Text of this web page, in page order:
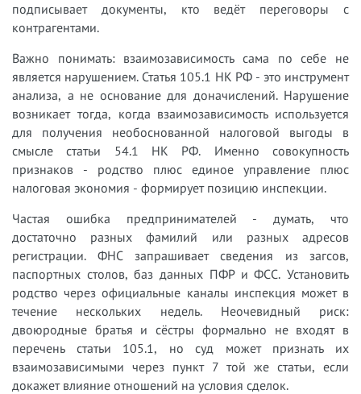
подписывает документы, кто ведёт переговоры с
контрагентами.
Важно понимать: взаимозависимость сама по себе не
является нарушением. Статья 105.1 НК РФ - это инструмент
анализа, а не основание для доначислений. Нарушение
возникает тогда, когда взаимозависимость используется
для получения необоснованной налоговой выгоды в
смысле статьи 54.1 НК РФ. Именно совокупность
признаков - родство плюс единое управление плюс
налоговая экономия - формирует позицию инспекции.
Частая ошибка предпринимателей - думать, что
достаточно разных фамилий или разных адресов
регистрации. ФНС запрашивает сведения из загсов,
паспортных столов, баз данных ПФР и ФСС. Установить
родство через официальные каналы инспекция может в
течение нескольких недель. Неочевидный риск:
двоюродные братья и сёстры формально не входят в
перечень статьи 105.1, но суд может признать их
взаимозависимыми через пункт 7 той же статьи, если
докажет влияние отношений на условия сделок.